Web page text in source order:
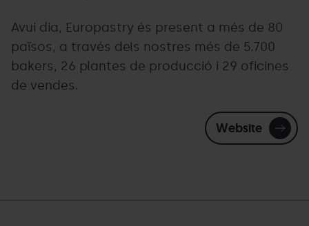
Avui dia, Europastry és present a més de 80
països, a través dels nostres més de 5.700
bakers, 26 plantes de producció i 29 oficines
de vendes.
Website